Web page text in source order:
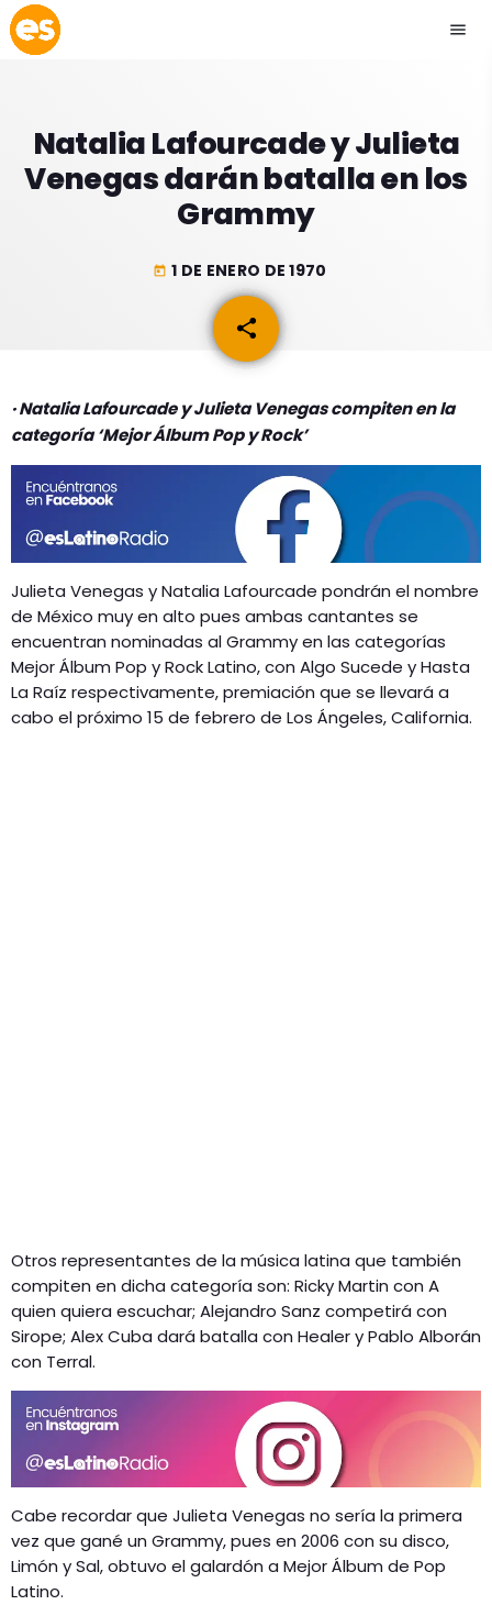
menu
play_arrow EMISIÓN LA PAZ
EMISIÓN COCHABAMBA
ACTUALIDAD
GEEKERS
MÚSICA
PROGRAMACIÓN
INICIO
RADIO SPLENDID
CONTACTO
Natalia Lafourcade y Julieta
Venegas darán batalla en los
Grammy
today 1 DE ENERO DE 1970
share
email
· Natalia Lafourcade y Julieta Venegas compiten en la
categoría ‘Mejor Álbum Pop y Rock’
Julieta Venegas y Natalia Lafourcade pondrán el nombre
de México muy en alto pues ambas cantantes se
encuentran nominadas al Grammy en las categorías
Mejor Álbum Pop y Rock Latino, con Algo Sucede y Hasta
La Raíz respectivamente, premiación que se llevará a
cabo el próximo 15 de febrero de Los Ángeles, California.
Otros representantes de la música latina que también
compiten en dicha categoría son: Ricky Martin con A
quien quiera escuchar; Alejandro Sanz competirá con
Sirope; Alex Cuba dará batalla con Healer y Pablo Alborán
con Terral.
Cabe recordar que Julieta Venegas no sería la primera
vez que gané un Grammy, pues en 2006 con su disco,
Limón y Sal, obtuvo el galardón a Mejor Álbum de Pop
Latino.